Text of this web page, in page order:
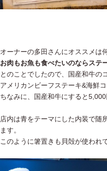
オーナーの多田さんにオススメは
お肉もお魚も食べたいのならステ
とのことでしたので、国産和牛の
アメリカンビーフステーキ&海鮮
ちなみに、国産和牛にすると5,000
店内は青をテーマにした内装で随
ます。
このように箸置きも貝殻が使われ